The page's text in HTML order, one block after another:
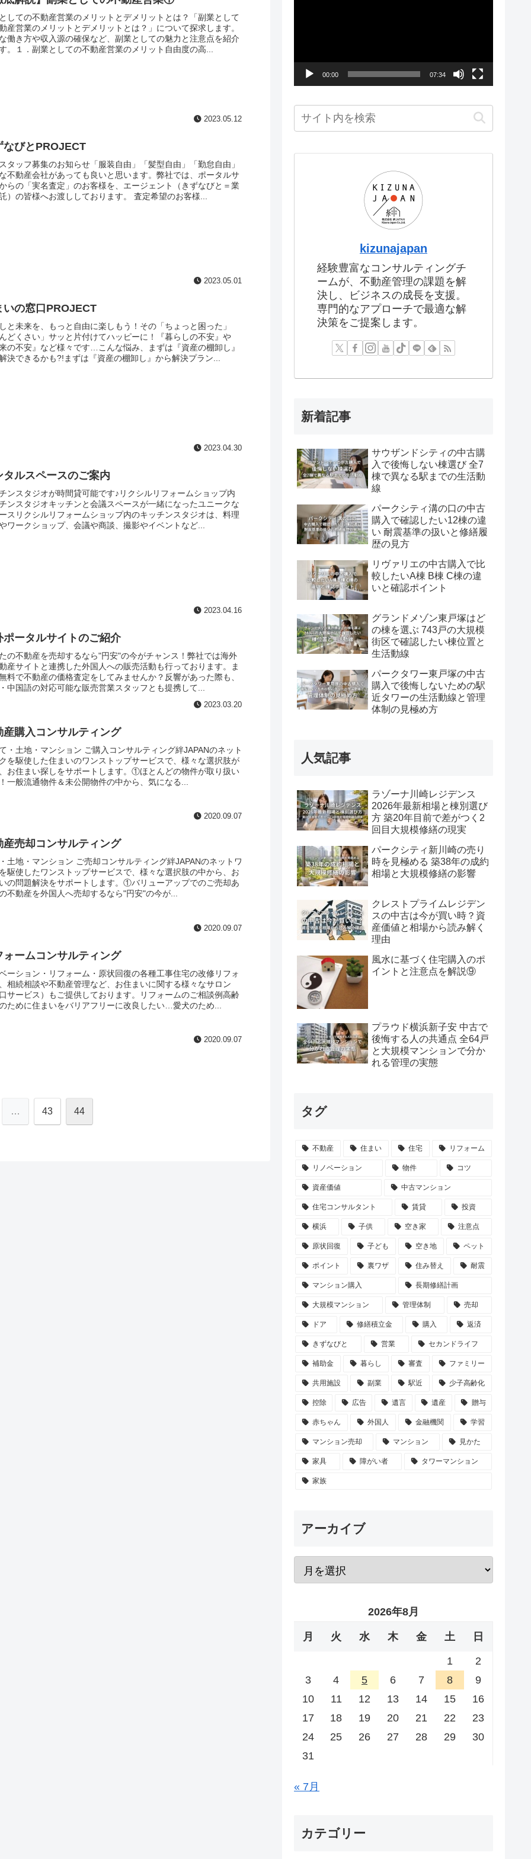
しての不動産営業のメリットとデメリットとは？「副業として
産営業のメリットとデメリットとは？」について探求します。
働き方や収入源の確保など、副業としての魅力と注意点を紹介
。１．副業としての不動産営業のメリット自由度の高...
2023.05.12
なびとPROJECT
タッフ募集のお知らせ「服装自由」「髪型自由」「勤怠自由」
不動産会社があっても良いと思います。弊社では、ポータルサ
らの「実名査定」のお客様を、エージェント（きずなびと＝業
）の皆様へお渡ししております。 査定希望のお客様...
2023.05.01
いの窓口PROJECT
と未来を、もっと自由に楽しもう！その「ちょっと困った」
んどくさい」サッと片付けてハッピーに！『暮らしの不安』や
来の不安』など様々です…こんな悩み、まずは『資産の棚卸し』
決できるかも?!まずは『資産の棚卸し』から解決プラン...
2023.04.30
タルスペースのご案内
ンスタジオが時間貸可能です♪リクシルリフォームショップ内
ンスタジオキッチンと会議スペースが一緒になったユニークな
スリクシルリフォームショップ内のキッチンスタジオは、料理
ワークショップ、会議や商談、撮影やイベントなど...
2023.04.16
ポータルサイトのご紹介
の不動産を売却するなら"円安"の今がチャンス！弊社では海外
産サイトと連携した外国人への販売活動も行っております。ま
料で不動産の価格査定をしてみませんか？反響があった際も、
中国語の対応可能な販売営業スタッフとも提携して...
2023.03.20
産購入コンサルティング
・土地・マンション ご購入コンサルティング絆JAPANのネット
を駆使した住まいのワンストップサービスで、様々な選択肢が
お住まい探しをサポートします。①ほとんどの物件が取り扱い
一般流通物件＆未公開物件の中から、気になる...
2020.09.07
産売却コンサルティング
土地・マンション ご売却コンサルティング絆JAPANのネットワ
駆使したワンストップサービスで、様々な選択肢の中から、お
の問題解決をサポートします。①バリューアップでのご売却あ
不動産を外国人へ売却するなら"円安"の今が...
2020.09.07
ォームコンサルティング
ーション・リフォーム・原状回復の各種工事住宅の改修リフォ
相続相談や不動産管理など、お住まいに関する様々なサロン
口サービス）もご提供しております。リフォームのご相談例高齢
ために住まいをバリアフリーに改良したい…愛犬のため...
2020.09.07
… 43 44
00:00 07:34
kizunajapan
経験豊富なコンサルティングチ
ームが、不動産管理の課題を解
決し、ビジネスの成長を支援。
専門的なアプローチで最適な解
決策をご提案します。
新着記事
サウザンドシティの中古購
入で後悔しない棟選び 全7
棟で異なる駅までの生活動
線
パークシティ溝の口の中古
購入で確認したい12棟の違
い 耐震基準の扱いと修繕履
歴の見方
リヴァリエの中古購入で比
較したいA棟 B棟 C棟の違
いと確認ポイント
グランドメゾン東戸塚はど
の棟を選ぶ 743戸の大規模
街区で確認したい棟位置と
生活動線
パークタワー東戸塚の中古
購入で後悔しないための駅
近タワーの生活動線と管理
体制の見極め方
人気記事
ラゾーナ川崎レジデンス
2026年最新相場と棟別選び
方 築20年目前で差がつく2
回目大規模修繕の現実
パークシティ新川崎の売り
時を見極める 築38年の成約
相場と大規模修繕の影響
クレストプライムレジデン
スの中古は今が買い時？資
産価値と相場から読み解く
理由
風水に基づく住宅購入のポ
イントと注意点を解説⑨
プラウド横浜新子安 中古で
後悔する人の共通点 全64戸
と大規模マンションで分か
れる管理の実態
タグ
不動産 住まい 住宅 リフォーム
リノベーション 物件 コツ
資産価値 中古マンション
住宅コンサルタント 賃貸 投資
横浜 子供 空き家 注意点
原状回復 子ども 空き地 ペット
ポイント 裏ワザ 住み替え 耐震
マンション購入 長期修繕計画
大規模マンション 管理体制 売却
ドア 修繕積立金 購入 返済
きずなびと 営業 セカンドライフ
補助金 暮らし 審査 ファミリー
共用施設 副業 駅近 少子高齢化
控除 広告 遺言 遺産 贈与
赤ちゃん 外国人 金融機関 学習
マンション売却 マンション 見かた
家具 障がい者 タワーマンション
家族
アーカイブ
2026年8月
月 火 水 木 金 土 日
1
2
3
4 5 6 7 8
9
10
11 12 13 14 15
16
17
18 19 20 21 22
23
24
25 26 27 28 29
30
31
« 7月
カテゴリー